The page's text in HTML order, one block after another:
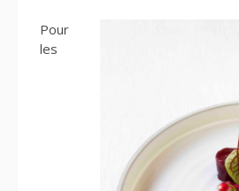
Pour
les